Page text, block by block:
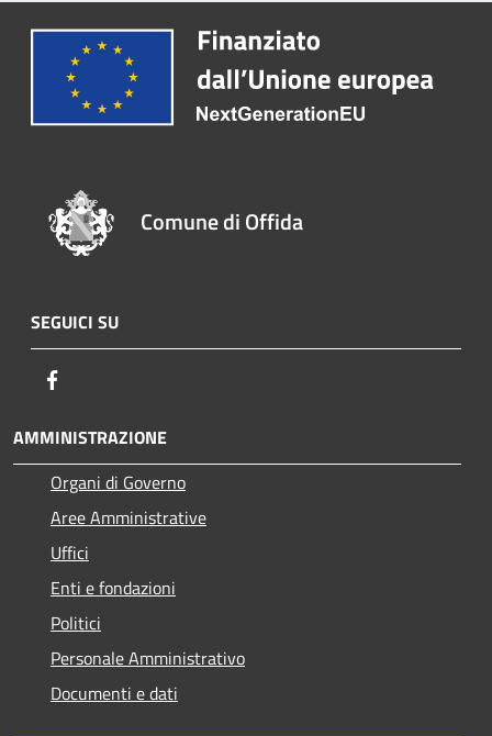
Comune di Offida
SEGUICI SU
AMMINISTRAZIONE
Organi di Governo
Aree Amministrative
Uffici
Enti e fondazioni
Politici
Personale Amministrativo
Documenti e dati